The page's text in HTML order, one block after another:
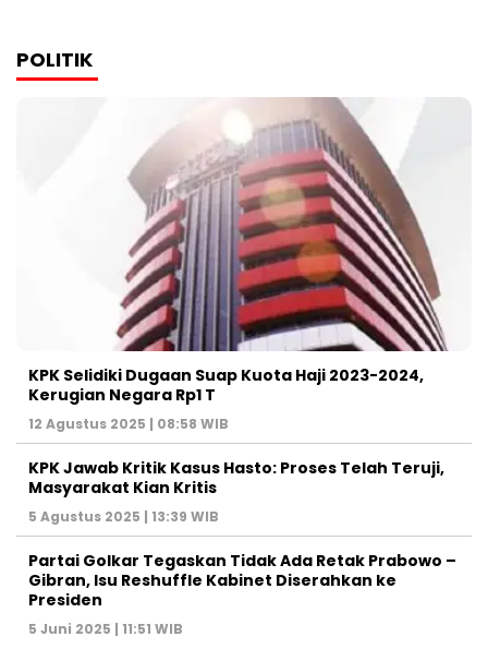
POLITIK
KPK Selidiki Dugaan Suap Kuota Haji 2023-2024,
Kerugian Negara Rp1 T
12 Agustus 2025 | 08:58 WIB
KPK Jawab Kritik Kasus Hasto: Proses Telah Teruji,
Masyarakat Kian Kritis
5 Agustus 2025 | 13:39 WIB
Partai Golkar Tegaskan Tidak Ada Retak Prabowo –
Gibran, Isu Reshuffle Kabinet Diserahkan ke
Presiden
5 Juni 2025 | 11:51 WIB